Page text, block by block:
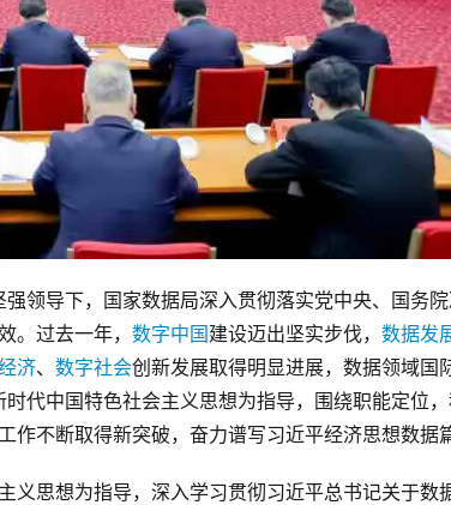
领导下，国家数据局深入贯彻落实党中央、国务
。过去一年， 数字中国建设迈出坚实步伐， 数据发
济、 数字社会创新发展取得明显进展，数据领域国
代中国特色社会主义思想为指导，围绕职能定位
不断取得新突破，奋力谱写习近平经济思想数据篇
义思想为指导，深入学习贯彻习近平总书记关于数